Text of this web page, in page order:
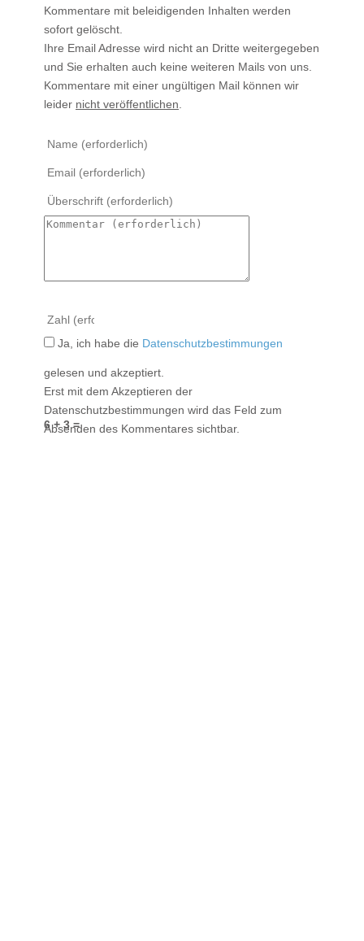
Kommentare mit beleidigenden Inhalten werden
sofort gelöscht.
Ihre Email Adresse wird nicht an Dritte weitergegeben
und Sie erhalten auch keine weiteren Mails von uns.
Kommentare mit einer ungültigen Mail können wir
leider nicht veröffentlichen
6 + 3 =
Ja, ich habe die Datenschutzbestimmungen
gelesen und akzeptiert.
Erst mit dem Akzeptieren der
Datenschutzbestimmungen wird das Feld zum
Absenden des Kommentares sichtbar.